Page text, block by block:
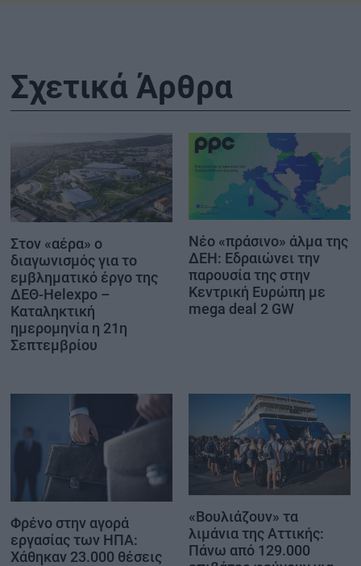
Σχετικά Άρθρα
Στον «αέρα» ο
διαγωνισμός για το
εμβληματικό έργο της
ΔΕΘ-Helexpo –
Καταληκτική
ημερομηνία η 21η
Σεπτεμβρίου
Νέο «πράσινο» άλμα της
ΔΕΗ: Εδραιώνει την
παρουσία της στην
Κεντρική Ευρώπη με
mega deal 2 GW
Φρένο στην αγορά
εργασίας των ΗΠΑ:
Χάθηκαν 23.000 θέσεις
«Βουλιάζουν» τα
λιμάνια της Αττικής:
Πάνω από 129.000